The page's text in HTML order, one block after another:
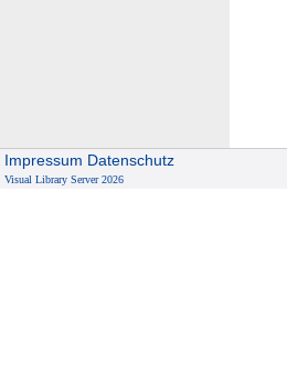
Impressum Datenschutz
Visual Library Server 2026